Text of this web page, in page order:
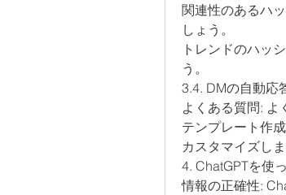
関連性のあるハ
しょう。
トレンドのハッ
う。
3.4. DMの自動応
よくある質問: よ
テンプレート作
カスタマイズしま
4. ChatGPTを使
情報の正確性: